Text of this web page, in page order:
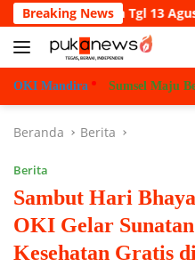
Langsung
ke
konten
Breaking News
Pelantikan Tgl 13 Agustus di
OKI Mandira Sumsel Maju
Beranda Berita
Berita
Sambut Hari
OKI Gelar
Kesehatan Gratis